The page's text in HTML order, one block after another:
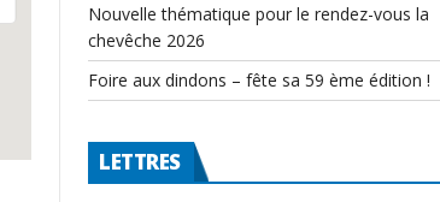
Nouvelle thématique pour le rendez-vous la
chevêche 2026
Foire aux dindons – fête sa 59 ème édition !
LETTRES